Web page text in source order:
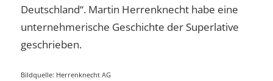
Deutschland“. Martin Herrenknecht habe eine
unternehmerische Geschichte der Superlative
geschrieben.
Bildquelle: Herrenknecht AG